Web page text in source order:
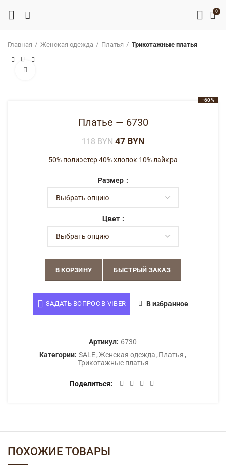
0
Главная Женская одежда Платья Трикотажные платья
-60%
Платье — 6730
118BYN 47 BYN
50% полиэстер 40% хлопок 10% лайкра
Размер
Цвет
В КОРЗИНУ БЫСТРЫЙ ЗАКАЗ
ЗАДАТЬ ВОПРОС В VIBER В избранное
Артикул: 6730
Категории: SALE,Женская одежда , Платья ,
Трикотажные платья
Поделиться
ПОХОЖИЕ ТОВАРЫ